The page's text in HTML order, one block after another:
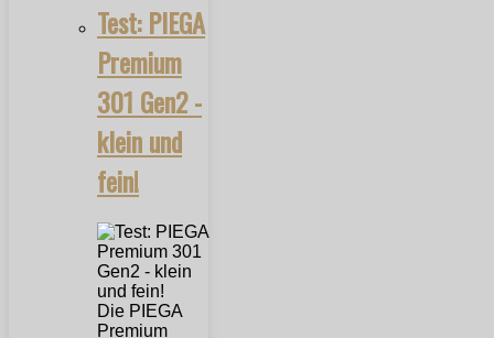
Test: PIEGA
Premium
301 Gen2 -
klein und
fein!
Die PIEGA
Premium